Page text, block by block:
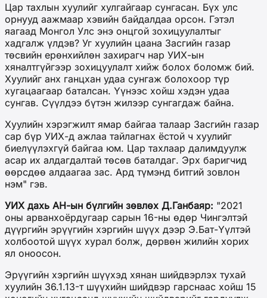
Цар тахлын хуулийг хулгайгаар сунгасан. Бүх улс
орнууд аажмаар хэвийн байдалдаа орсон. Гэтэл
яагаад Монгол Улс энэ онцгой зохицуулалтыг
хадгалж үлдэв? Уг хуулийн цаана Засгийн газар
төсвийн ерөнхийлөн захирагч нар УИХ-ын
хяналтгүйгээр зохицуулалт хийж болох боломж бий.
Хуулийг анх ганцхан удаа сунгаж болохоор түр
хугацаагаар баталсан. Үүнээс хойш хэдэн удаа
сунгав. Сүүлдээ бүтэн жилээр сунгагдаж байна.
Хуулийн хэрэгжилт ямар байгаа талаар Засгийн газар
сар бүр УИХ-д ажлаа тайлагнах ёстой ч хуулийг
биелүүлэхгүй байгаа юм. Цар тахлаар далимдуулж
асар их алдагдалтай төсөв баталдаг. Эрх баригчид
өөрсдөө алдаагаа зас. Ард түмэнд битгий зовлон
нэм" гэв.
УИХ дахь АН-ын бүлгийн зөвлөх Д.Ганбаяр: "2021
оны арванхоёрдугаар сарын 16-ны өдөр Чингэлтэй
дүүргийн эрүүгийн хэргийн шүүх дээр Э.Бат-Үүлтэй
холбоотой шүүх хурал болж, дөрвөн жилийн хорих
ял оноосон.
Эрүүгийн хэргийн шүүхэд хянан шийдвэрлэх тухай
хуулийн 36.1.13-т шүүхийн шийдвэр гарснаас хойш 15